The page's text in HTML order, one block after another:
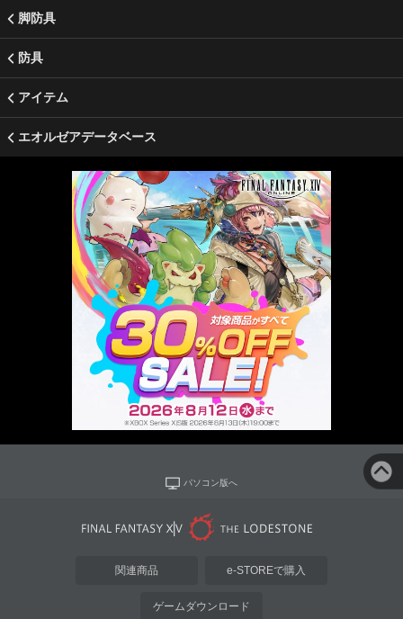
脚防具
防具
アイテム
エオルゼアデータベース
パソコン版へ
関連商品 e-STOREで購入
ゲームダウンロード